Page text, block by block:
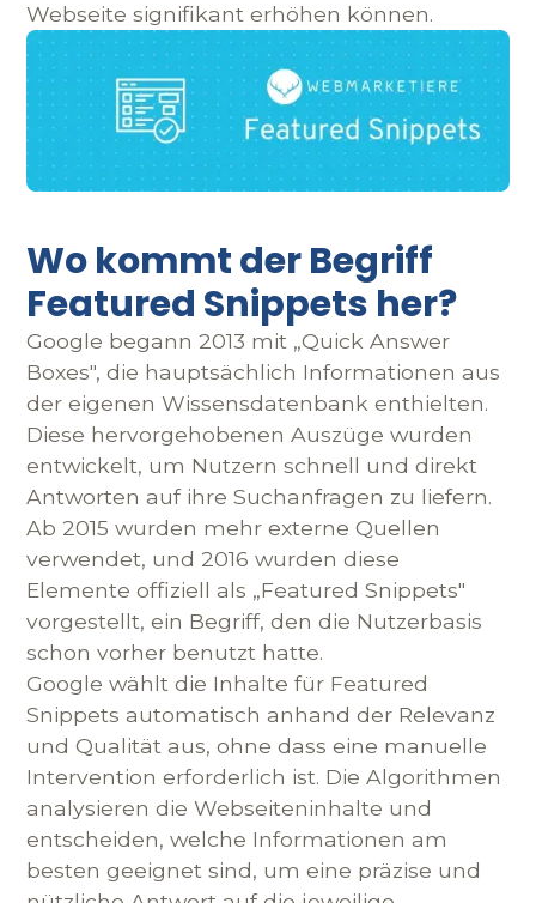
Webseite signifikant erhöhen können.
Wo kommt der Begriff
Featured Snippets her?
Google begann 2013 mit „Quick Answer
Boxes", die hauptsächlich Informationen aus
der eigenen Wissensdatenbank enthielten.
Diese hervorgehobenen Auszüge wurden
entwickelt, um Nutzern schnell und direkt
Antworten auf ihre Suchanfragen zu liefern.
Ab 2015 wurden mehr externe Quellen
verwendet, und 2016 wurden diese
Elemente offiziell als „Featured Snippets"
vorgestellt, ein Begriff, den die Nutzerbasis
schon vorher benutzt hatte.
Google wählt die Inhalte für Featured
Snippets automatisch anhand der Relevanz
und Qualität aus, ohne dass eine manuelle
Intervention erforderlich ist. Die Algorithmen
analysieren die Webseiteninhalte und
entscheiden, welche Informationen am
besten geeignet sind, um eine präzise und